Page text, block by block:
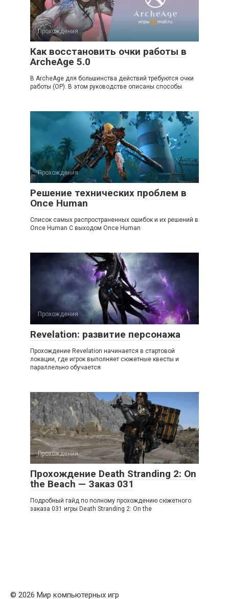
Прохождения
Как восстановить очки работы в
ArcheAge 5.0
В ArcheAge для большинства действий требуются очки
работы (ОР). В этом руководстве описаны способы
Прохождения
Решение технических проблем в
Once Human
Список самых распространенных ошибок и их решений в
Once Human С выходом Once Human
Прохождения
Revelation: развитие персонажа
Прохождение Revelation начинается в стартовой
локации, где игрок выполняет сюжетные квесты и
параллельно обучается
Прохождения
Прохождение Death Stranding 2: On
the Beach — Заказ 031
Подробный гайд по полному прохождению сюжетного
заказа 031 игры Death Stranding 2: On the
© 2026 Мир компьютерных игр